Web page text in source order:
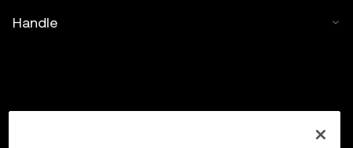
Handle